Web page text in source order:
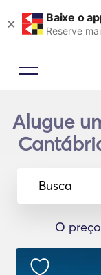
× Baixe o
Reserve
Alugue
Busca
O